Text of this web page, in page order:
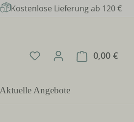
Kostenlose Lieferung ab 120 €
Du hast 0 Produkte auf
0,00 €
Aktuelle Angebote